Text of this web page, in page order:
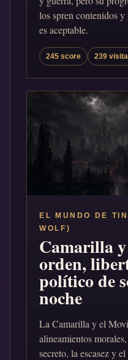
los spren contenidos
es aceptable.
245 score 239
EL MUNDO DE
WOLF)
Camarilla
orden,
político de
noche
La Camarilla y el
alineamientos
secreto, la escasez y